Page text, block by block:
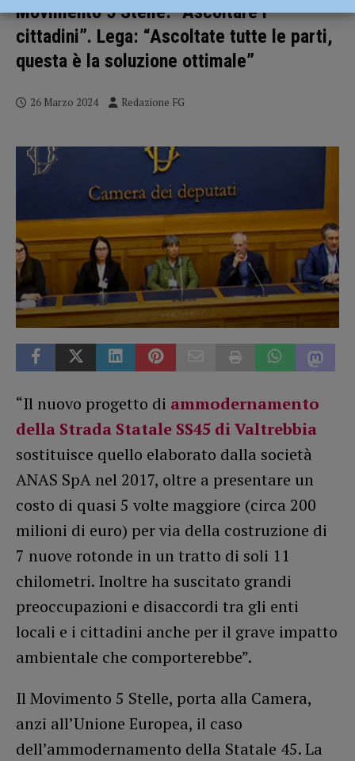
Movimento 5 Stelle: “Ascoltare i
cittadini”. Lega: “Ascoltate tutte le parti,
questa è la soluzione ottimale”
26 Marzo 2024 Redazione FG
“Il nuovo progetto di ammodernamento
della Strada Statale SS45 di Valtrebbia
sostituisce quello elaborato dalla società
ANAS SpA nel 2017, oltre a presentare un
costo di quasi 5 volte maggiore (circa 200
milioni di euro) per via della costruzione di
7 nuove rotonde in un tratto di soli 11
chilometri. Inoltre ha suscitato grandi
preoccupazioni e disaccordi tra gli enti
locali e i cittadini anche per il grave impatto
ambientale che comporterebbe”.
Il Movimento 5 Stelle, porta alla Camera,
anzi all’Unione Europea, il caso
dell’ammodernamento della Statale 45. La